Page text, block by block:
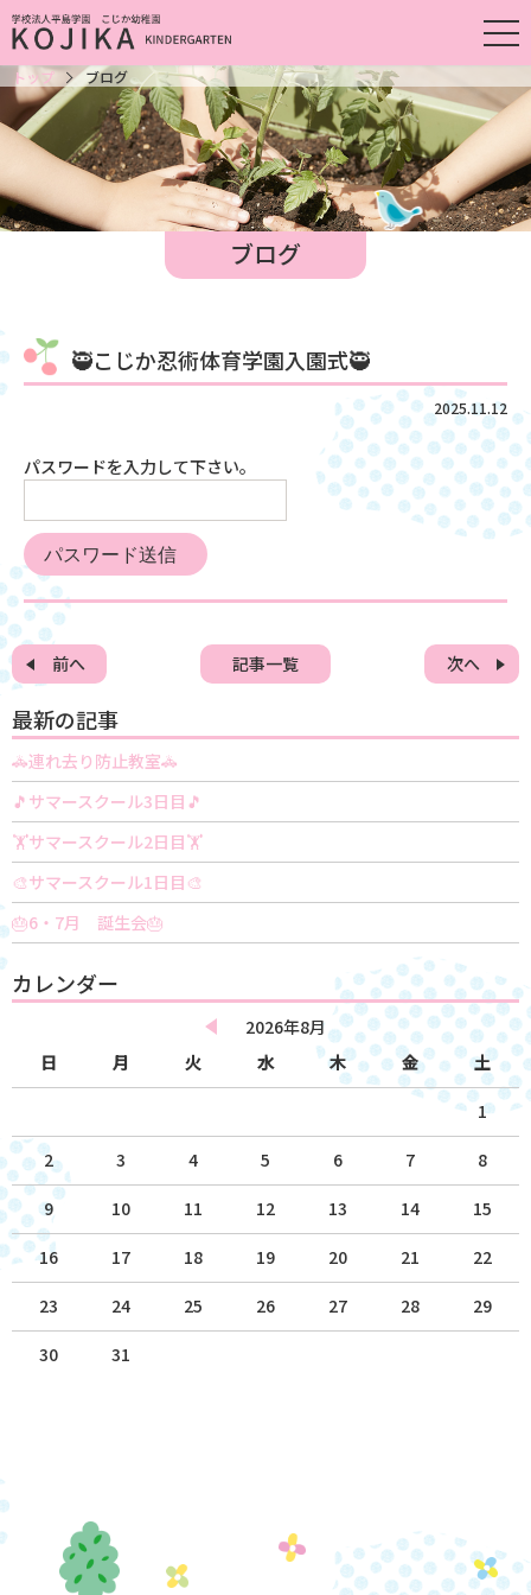
トップ ブログ
ブログ
🥷こじか忍術体育学園入園式🥷
2025.11.12
パスワードを入力して下さい。
前へ 次へ
記事一覧
最新の記事
🚓連れ去り防止教室🚓
🎵サマースクール3日目🎵
🏋️サマースクール2日目🏋️
🎨サマースクール1日目🎨
🎂6・7月 誕生会🎂
カレンダー
2026年8月
日
月 火 水 木 金 土
1
2 3 4 5 6 7 8
9 10 11 12 13 14 15
16 17 18 19 20 21 22
23 24 25 26 27 28 29
30 31